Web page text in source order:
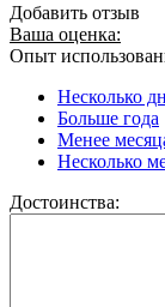
Добавить отзыв
Ваша оценка:
Опыт
Несколько
Больше года
Менее
Несколько
Достоинства: